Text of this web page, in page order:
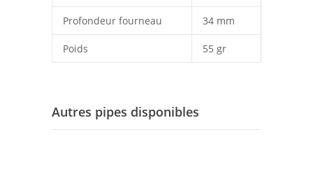
Profondeur fourneau 34 mm
Poids 55 gr
Autres pipes disponibles